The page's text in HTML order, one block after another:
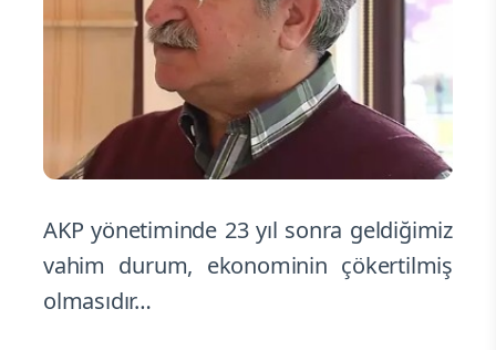
AKP yönetiminde 23 yıl sonra geldiğimiz
vahim durum, ekonominin çökertilmiş
olmasıdır…